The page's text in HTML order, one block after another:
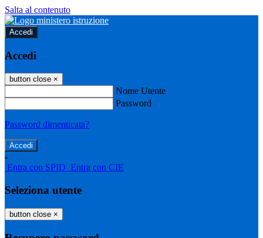
Salta al contenuto
Accedi
Accedi
button close ×
Nome Utente
Password
Password dimenticata?
-
Entra con SPID Entra con CIE
Seleziona utente
button close ×